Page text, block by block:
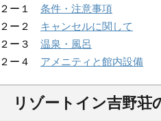
２ー１ 条件・注意事項
２ー２ キャンセルに関して
２ー３ 温泉・風呂
２ー４ アメニティと館内設備
リゾートイン吉野荘